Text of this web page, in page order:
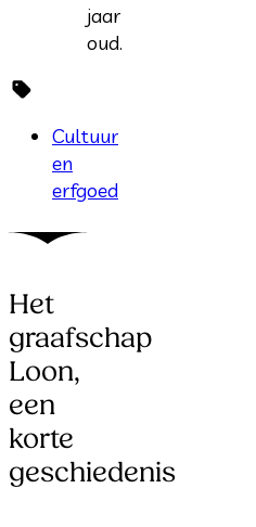
jaar
oud.
Cultuur
en
erfgoed
Het
graafschap
Loon,
een
korte
geschiedenis